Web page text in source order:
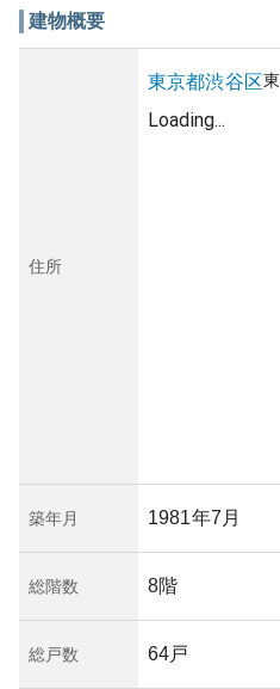
建物概要
住所
東京都渋谷区東
Loading...
築年月 1981年7月
総階数 8階
総戸数 64戸